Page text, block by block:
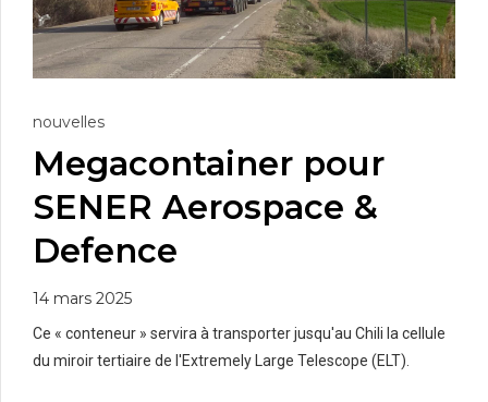
nouvelles
Megacontainer pour
SENER Aerospace &
Defence
14 mars 2025
Ce « conteneur » servira à transporter jusqu'au Chili la cellule
du miroir tertiaire de l'Extremely Large Telescope (ELT).